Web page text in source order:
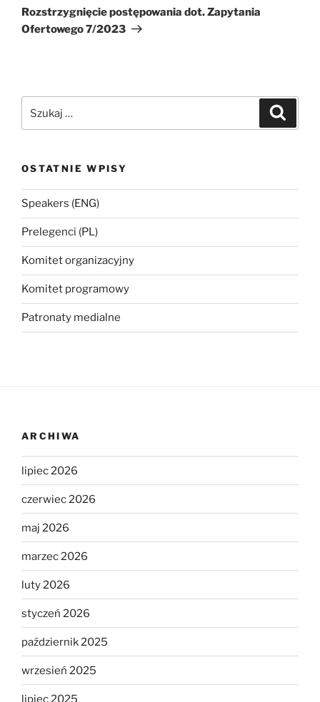
wpis
Rozstrzygnięcie postępowania dot. Zapytania
Ofertowego 7/2023
OSTATNIE WPISY
Speakers (ENG)
Prelegenci (PL)
Komitet organizacyjny
Komitet programowy
Patronaty medialne
ARCHIWA
lipiec 2026
czerwiec 2026
maj 2026
marzec 2026
luty 2026
styczeń 2026
październik 2025
wrzesień 2025
lipiec 2025